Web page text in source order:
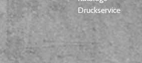
Druckservice